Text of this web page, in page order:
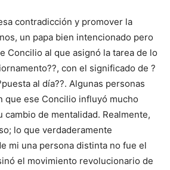
contradicción y promover la
un papa bien intencionado pero
Concilio al que asignó la tarea de lo
con el significado de ?
al día??. Algunas personas
que ese Concilio influyó mucho
cambio de mentalidad. Realmente,
lo que verdaderamente
mi una persona distinta no fue el
el movimiento revolucionario de